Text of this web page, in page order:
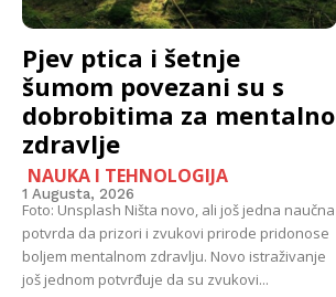
Pjev ptica i šetnje
šumom povezani su s
dobrobitima za mentalno
zdravlje
NAUKA I TEHNOLOGIJA
1 Augusta, 2026
Foto: Unsplash Ništa novo, ali još jedna naučna
potvrda da prizori i zvukovi prirode pridonose
boljem mentalnom zdravlju. Novo istraživanje
još jednom potvrđuje da su zvukovi...